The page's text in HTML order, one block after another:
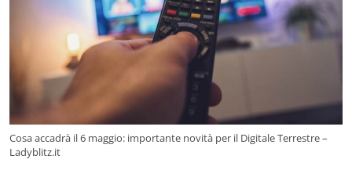
Cosa accadrà il 6 maggio: importante novità per il Digitale Terrestre –
Ladyblitz.it